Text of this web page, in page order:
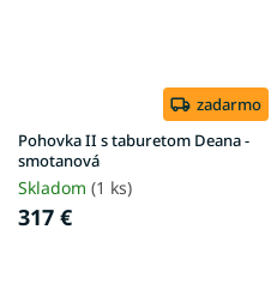
zadarmo
Pohovka II s taburetom Deana -
smotanová
Skladom (1 ks)
317 €